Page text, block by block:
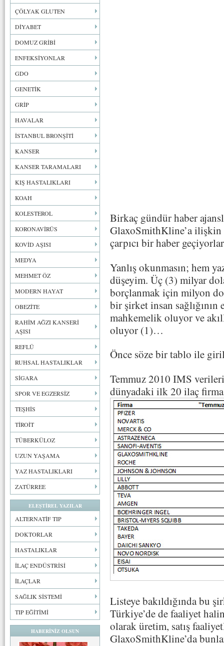
ÇÖLYAK GLUTEN
DİYABET
DOMUZ GRİBİ
ENFEKSİYONLAR
GDO
GENETİK
GRİP
HAVALAR
İSTANBUL BRONŞİTİ
KANSER
KANSER TARAMALARI
KIŞ HASTALIKLARI
KOAH
KOLESTEROL
KORONAVİRÜS
KOVİD AŞISI
MEDYA
MEHMET ÖZ
MODERN HAYAT
OBEZİTE
RAHİM AĞZI KANSERİ
AŞISI
REFLÜ
RUHSAL HASTALIKLAR
SİGARA
SPOR VE EGZERSİZ
TEŞHİS
TİROİT
TÜBERKÜLOZ
UZUN YAŞAMA
YAZ HASTALIKLARI
ZATÜRREE
ELEŞTİREL YAZILAR
ALTERNATİF TIP
DOKTORLAR
HASTALIKLAR
İLAÇ ENDÜSTRİSİ
İLAÇLAR
SAĞLIK SİSTEMİ
TIP EĞİTİMİ
HABERİNİZ OLSUN
Birkaç gündür haber
GlaxoSmithKline’a
çarpıcı bir haber
Yanlış okunmasın; hem
düşeyim. Üç (3) milyar
borçlanmak için milyon
bir şirket insan
mahkemelik oluyor ve
oluyor (1)…
Önce söze bir tablo ile
Temmuz 2010 IMS
dünyadaki ilk 20 ilaç
Listeye bakıldığında bu
Türkiye’de de faaliyet
olarak üretim, satış
GlaxoSmithKline’da